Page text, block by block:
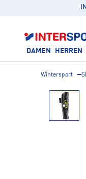
DAMEN HERREN
Wintersport